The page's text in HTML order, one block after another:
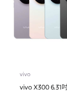
vivo
vivo X300 6.31